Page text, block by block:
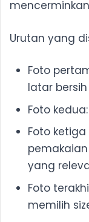
Urutan yang
Foto
latar bersih
Foto
Foto
yang
Foto
memilih